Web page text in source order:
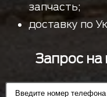
запчасть;
доставку по
Запрос на